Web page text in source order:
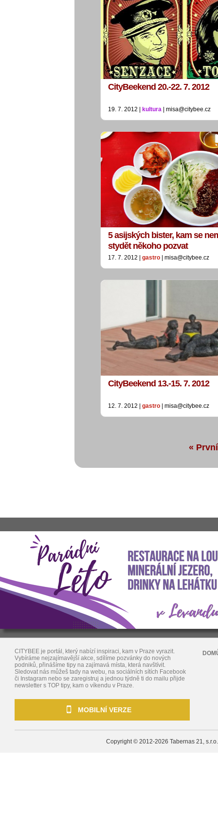
CityBeekend 20.-22. 7. 2012
19. 7. 2012 | kultura | misa@citybee.cz
5 asijských bister, kam se
stydět někoho pozvat
17. 7. 2012 | gastro | misa@citybee.cz
CityBeekend 13.-15. 7. 2012
12. 7. 2012 | gastro | misa@citybee.cz
« První
CITYBEE je portál, který nabízí inspiraci, kam v Praze vyrazit.
Vybíráme nejzajímavější akce, sdílíme pozvánky do nových
podniků, přinášíme tipy na zajímavá místa, která navštívit.
Sledovat nás můžeš tady na webu, na sociálních sítích Facebook
či Instagram nebo se zaregistruj a jednou týdně ti do mailu přijde
newsletter s TOP tipy, kam o víkendu v Praze.
MOBILNÍ VERZE
Copyright © 2012-2026 Tabernas 21, s.r.o.